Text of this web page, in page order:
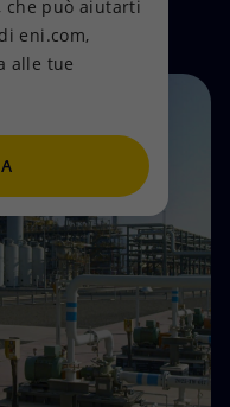
che può aiutarti
eni.com,
alle tue